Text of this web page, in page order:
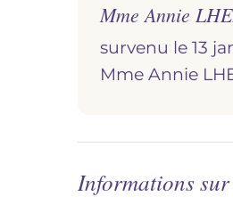
Mme Annie
survenu le 13
Mme Annie
Informations sur